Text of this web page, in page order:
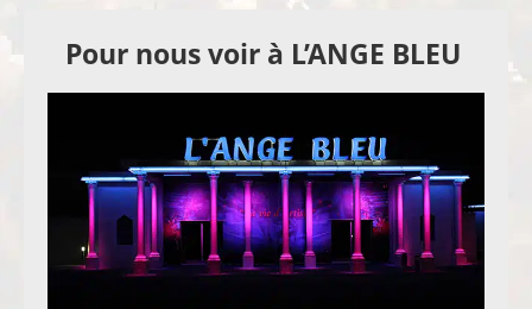
Pour nous voir à L’ANGE BLEU